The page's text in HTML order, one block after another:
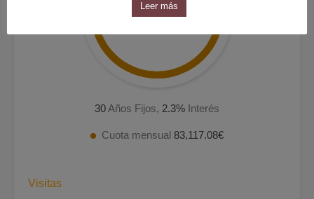
230.88€
30Años Fijos, 2.3% Interés
Cuota mensual 83,117.08€
Visitas
Leer más